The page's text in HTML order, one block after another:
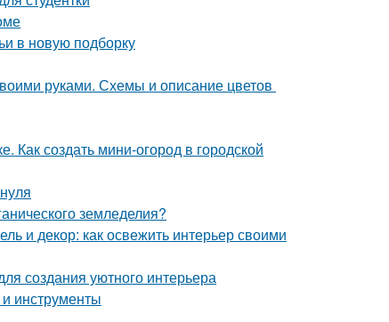
в новую подборку
руками. Схемы и описание цветов
Как создать мини-огород в городской
земледелия?
и декор: как освежить интерьер своими
создания уютного интерьера
инструменты